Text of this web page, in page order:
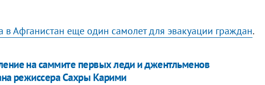
в Афганистан еще один самолет для эвакуации граждан.
на саммите первых леди и джентльменов
режиссера Сахры Карими